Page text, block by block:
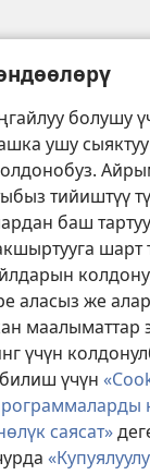
болушу
ушу сыяктуу
тийиштүү
баш
шарт
аласыз же
маалыматтар
үчүн
үчүн
саясат»
маалымат